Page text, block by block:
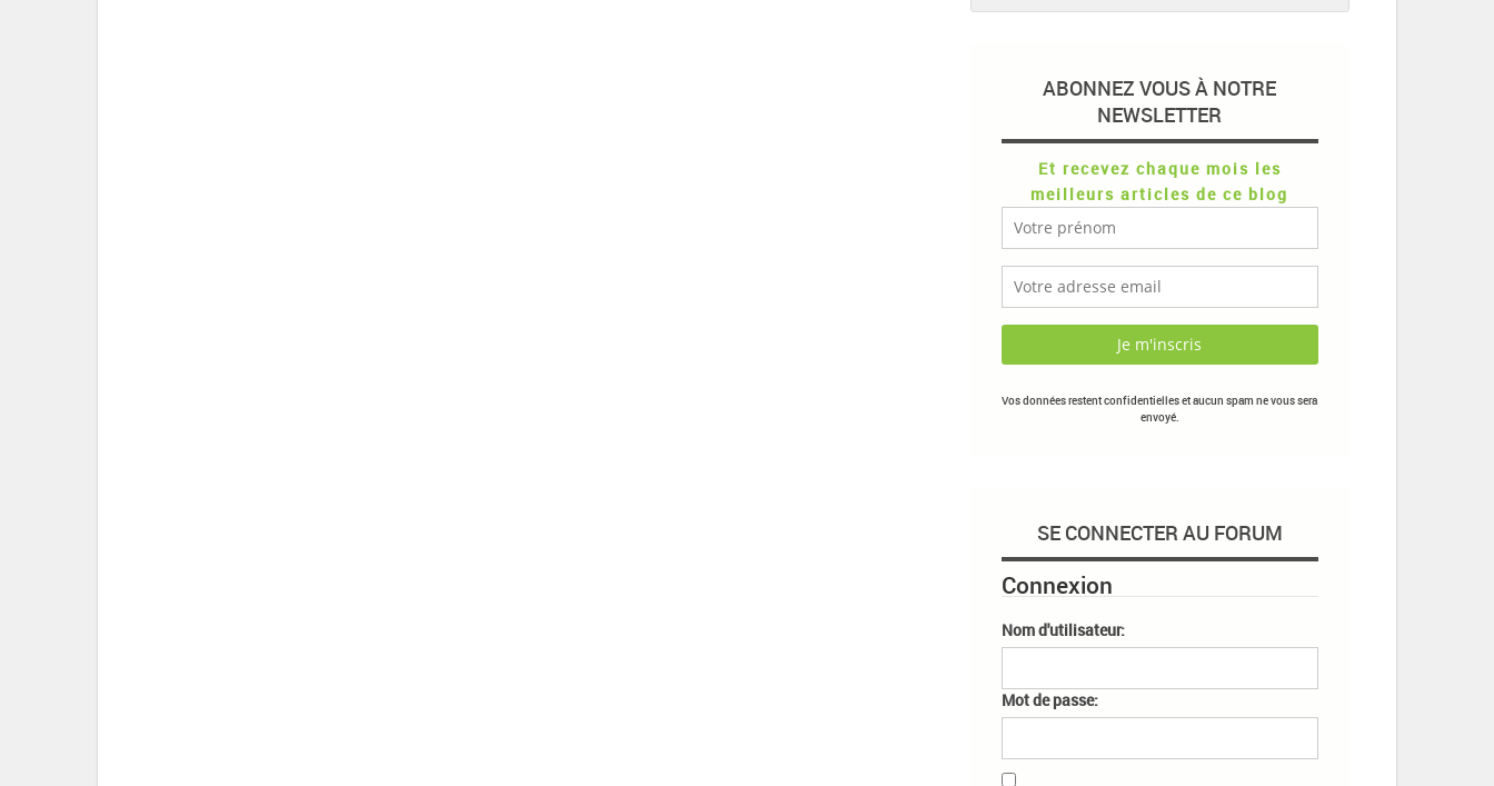
ABONNEZ VOUS À NOTRE
NEWSLETTER
Et recevez chaque mois les
meilleurs articles de ce blog
Vos données restent confidentielles et aucun spam ne vous sera
envoyé.
SE CONNECTER AU FORUM
Connexion
Nom d'utilisateur:
Mot de passe: